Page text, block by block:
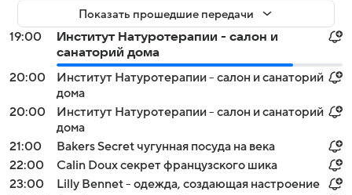
Показать прошедшие передачи
19:00
Институт Натуротерапии - салон и
санаторий дома
20:00
Институт Натуротерапии - салон и санаторий
дома
20:00
Институт Натуротерапии - салон и санаторий
дома
21:00
Bakers Secret чугунная посуда на века
22:00
Calin Doux секрет французского шика
23:00
Lilly Bennet - одежда, создающая настроение